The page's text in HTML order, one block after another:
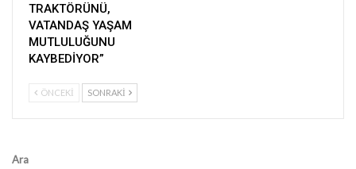
TRAKTÖRÜNÜ,
VATANDAŞ YAŞAM
MUTLULUĞUNU
KAYBEDİYOR”
ÖNCEKI SONRAKI
Ara